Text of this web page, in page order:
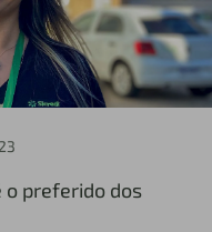
o preferido dos